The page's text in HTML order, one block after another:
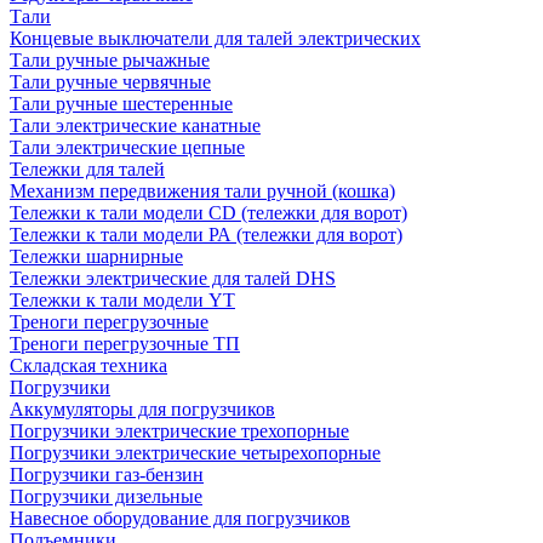
Тали
Концевые выключатели для талей электрических
Тали ручные рычажные
Тали ручные червячные
Тали ручные шестеренные
Тали электрические канатные
Тали электрические цепные
Тележки для талей
Механизм передвижения тали ручной (кошка)
Тележки к тали модели CD (тележки для ворот)
Тележки к тали модели РА (тележки для ворот)
Тележки шарнирные
Тележки электрические для талей DHS
Тележки к тали модели YT
Треноги перегрузочные
Треноги перегрузочные ТП
Складская техника
Погрузчики
Аккумуляторы для погрузчиков
Погрузчики электрические трехопорные
Погрузчики электрические четырехопорные
Погрузчики газ-бензин
Погрузчики дизельные
Навесное оборудование для погрузчиков